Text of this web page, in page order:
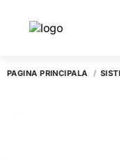
PAGINA PRINCIPALĂ